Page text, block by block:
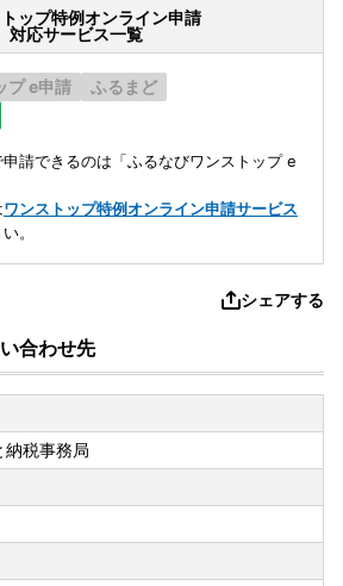
ップ特例オンライン申請
対応サービス一覧
プ e申請
ふるまど
請できるのは「ふるなびワンストップ e
ワンストップ特例オンライン申請サービス
。
シェアする
合わせ先
納税事務局